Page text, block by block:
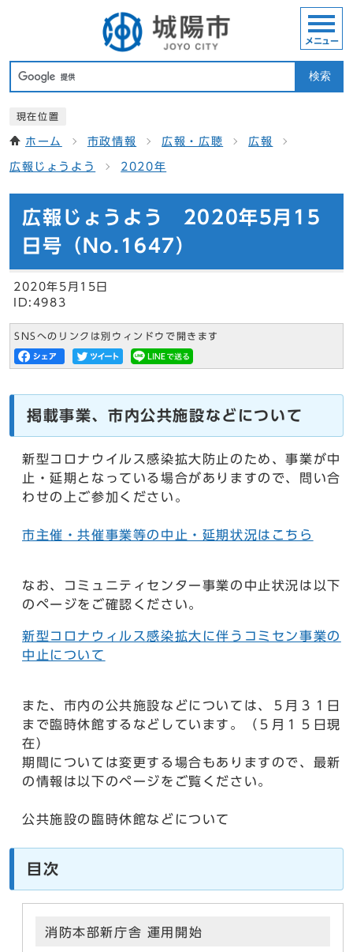
検索
メニュー
現在位置
ホーム 市政情報 広報・広聴 広報
広報じょうよう 2020年
広報じょうよう 2020年5月15
日号（No.1647）
2020年5月15日
ID:4983
SNSへのリンクは別ウィンドウで開きます
掲載事業、市内公共施設などについて
新型コロナウイルス感染拡大防止のため、事業が中
止・延期となっている場合がありますので、問い合
わせの上ご参加ください。
市主催・共催事業等の中止・延期状況はこちら
なお、コミュニティセンター事業の中止状況は以下
のページをご確認ください。
新型コロナウィルス感染拡大に伴うコミセン事業の
中止について
また、市内の公共施設などについては、５月３１日
まで臨時休館するなどしています。（５月１５日現
在）
期間については変更する場合もありますので、最新
の情報は以下のページをご覧ください。
公共施設の臨時休館などについて
目次
消防本部新庁舎 運用開始